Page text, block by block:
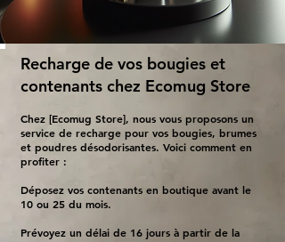
Recharge de vos bougies et
contenants chez Ecomug Store
Chez [Ecomug Store], nous vous proposons un
service de recharge pour vos bougies, brumes
et poudres désodorisantes. Voici comment en
profiter :
Déposez vos contenants en boutique avant le
10 ou 25 du mois.
Prévoyez un délai de 16 jours à partir de la